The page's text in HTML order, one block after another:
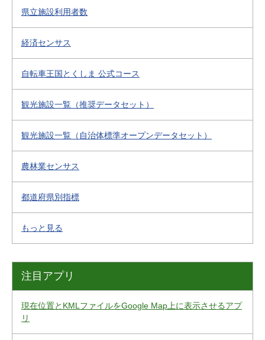
県立施設利用者数
経済センサス
自転車王国とくしま 公式コース
観光施設一覧（推奨データセット）
観光施設一覧（自治体標準オープンデータセット）
農林業センサス
都道府県別指標
もっと見る
注目アプリ
現在位置とKMLファイルをGoogle Map上に表示させるアプ
リ